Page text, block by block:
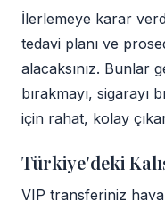
İlerlemeye karar
tedavi planı ve
alacaksınız. Bunlar
bırakmayı, sigarayı
için rahat, kolay
Türkiye'deki
VIP transferiniz